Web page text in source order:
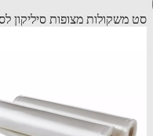
מצופות סיליקון לסו